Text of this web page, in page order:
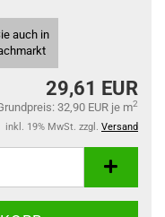
auch in
29,61 EUR
32,90 EUR je m2
inkl. 19% MwSt. zzgl. Versand